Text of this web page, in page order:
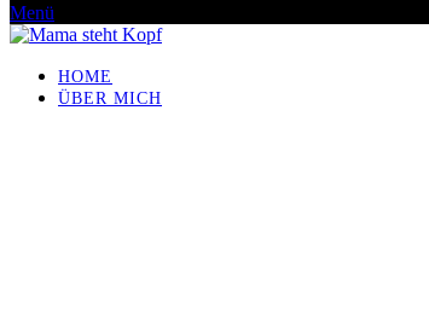
Menü
HOME
ÜBER MICH